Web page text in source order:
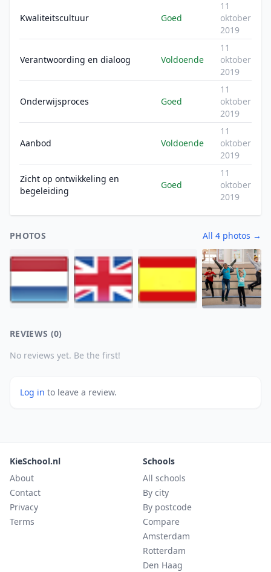
Kwaliteitscultuur Goed
11
oktober
2019
Verantwoording en dialoog Voldoende
11
oktober
2019
Onderwijsproces Goed
11
oktober
2019
Aanbod Voldoende
11
oktober
2019
Zicht op ontwikkeling en
begeleiding
Goed
11
oktober
2019
PHOTOS All 4 photos →
REVIEWS (0)
No reviews yet. Be the first!
Log in to leave a review.
KieSchool.nl
About
Contact
Privacy
Terms
Schools
All schools
By city
By postcode
Compare
Amsterdam
Rotterdam
Den Haag